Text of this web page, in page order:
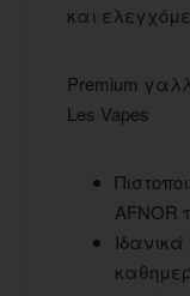
και
Premium
Les Vapes
AFNOR